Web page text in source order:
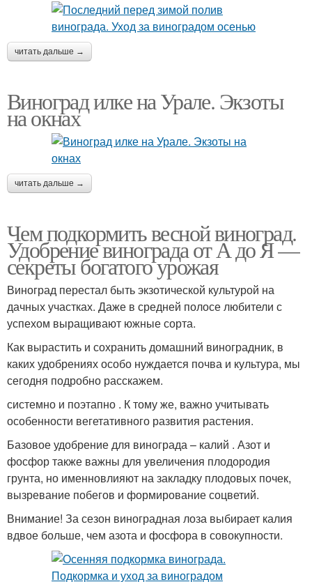
читать дальше →
Виноград илке на Урале. Экзоты
на окнах
читать дальше →
Чем подкормить весной виноград.
Удобрение винограда от А до Я —
секреты богатого урожая
Виноград перестал быть экзотической культурой на
дачных участках. Даже в средней полосе любители с
успехом выращивают южные сорта.
Как вырастить и сохранить домашний виноградник, в
каких удобрениях особо нуждается почва и культура, мы
сегодня подробно расскажем.
системно и поэтапно . К тому же, важно учитывать
особенности вегетативного развития растения.
Базовое удобрение для винограда – калий . Азот и
фосфор также важны для увеличения плодородия
грунта, но именновлияют на закладку плодовых почек,
вызревание побегов и формирование соцветий.
Внимание! За сезон виноградная лоза выбирает калия
вдвое больше, чем азота и фосфора в совокупности.